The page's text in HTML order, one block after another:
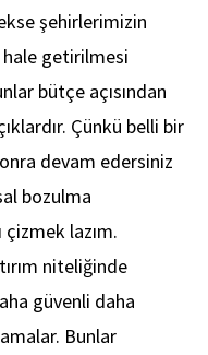
şehirlerimizin
hale getirilmesi
bütçe açısından
Çünkü belli bir
devam edersiniz
bozulma
lazım.
niteliğinde
güvenli daha
Bunlar